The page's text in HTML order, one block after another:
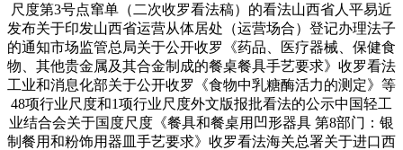
尺度第3号点窜单（二次收罗看法稿）的看法山西省人平易近
发布关于印发山西省运营从体居处（运营场合）登记办理法子
的通知市场监管总局关于公开收罗《药品、医疗器械、保健食
物、其他贵金属及其合金制成的餐桌餐具手艺要求》收罗看法
工业和消息化部关于公开收罗《食物中乳糖酶活力的测定》等
48项行业尺度和1项行业尺度外文版报批看法的公示中国轻工
业结合会关于国度尺度《餐具和餐桌用凹形器具 第8部门：银
制餐用和粉饰用器皿手艺要求》收罗看法海关总署关于进口西